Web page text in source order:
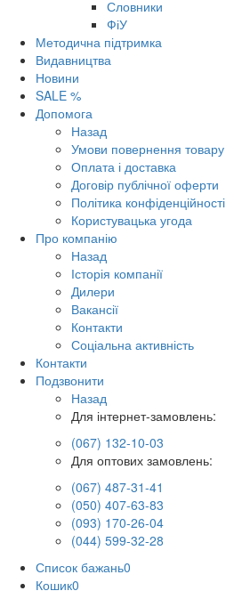
Словники
ФіУ
Методична підтримка
Видавництва
Новини
SALE %
Допомога
Назад
Умови повернення товару
Оплата і доставка
Договір публічної оферти
Політика конфіденційності
Користувацька угода
Про компанію
Назад
Історія компанії
Дилери
Вакансії
Контакти
Соціальна активність
Контакти
Подзвонити
Назад
Для інтернет-замовлень:
(067) 132-10-03
Для оптових замовлень:
(067) 487-31-41
(050) 407-63-83
(093) 170-26-04
(044) 599-32-28
Список бажань0
Кошик0